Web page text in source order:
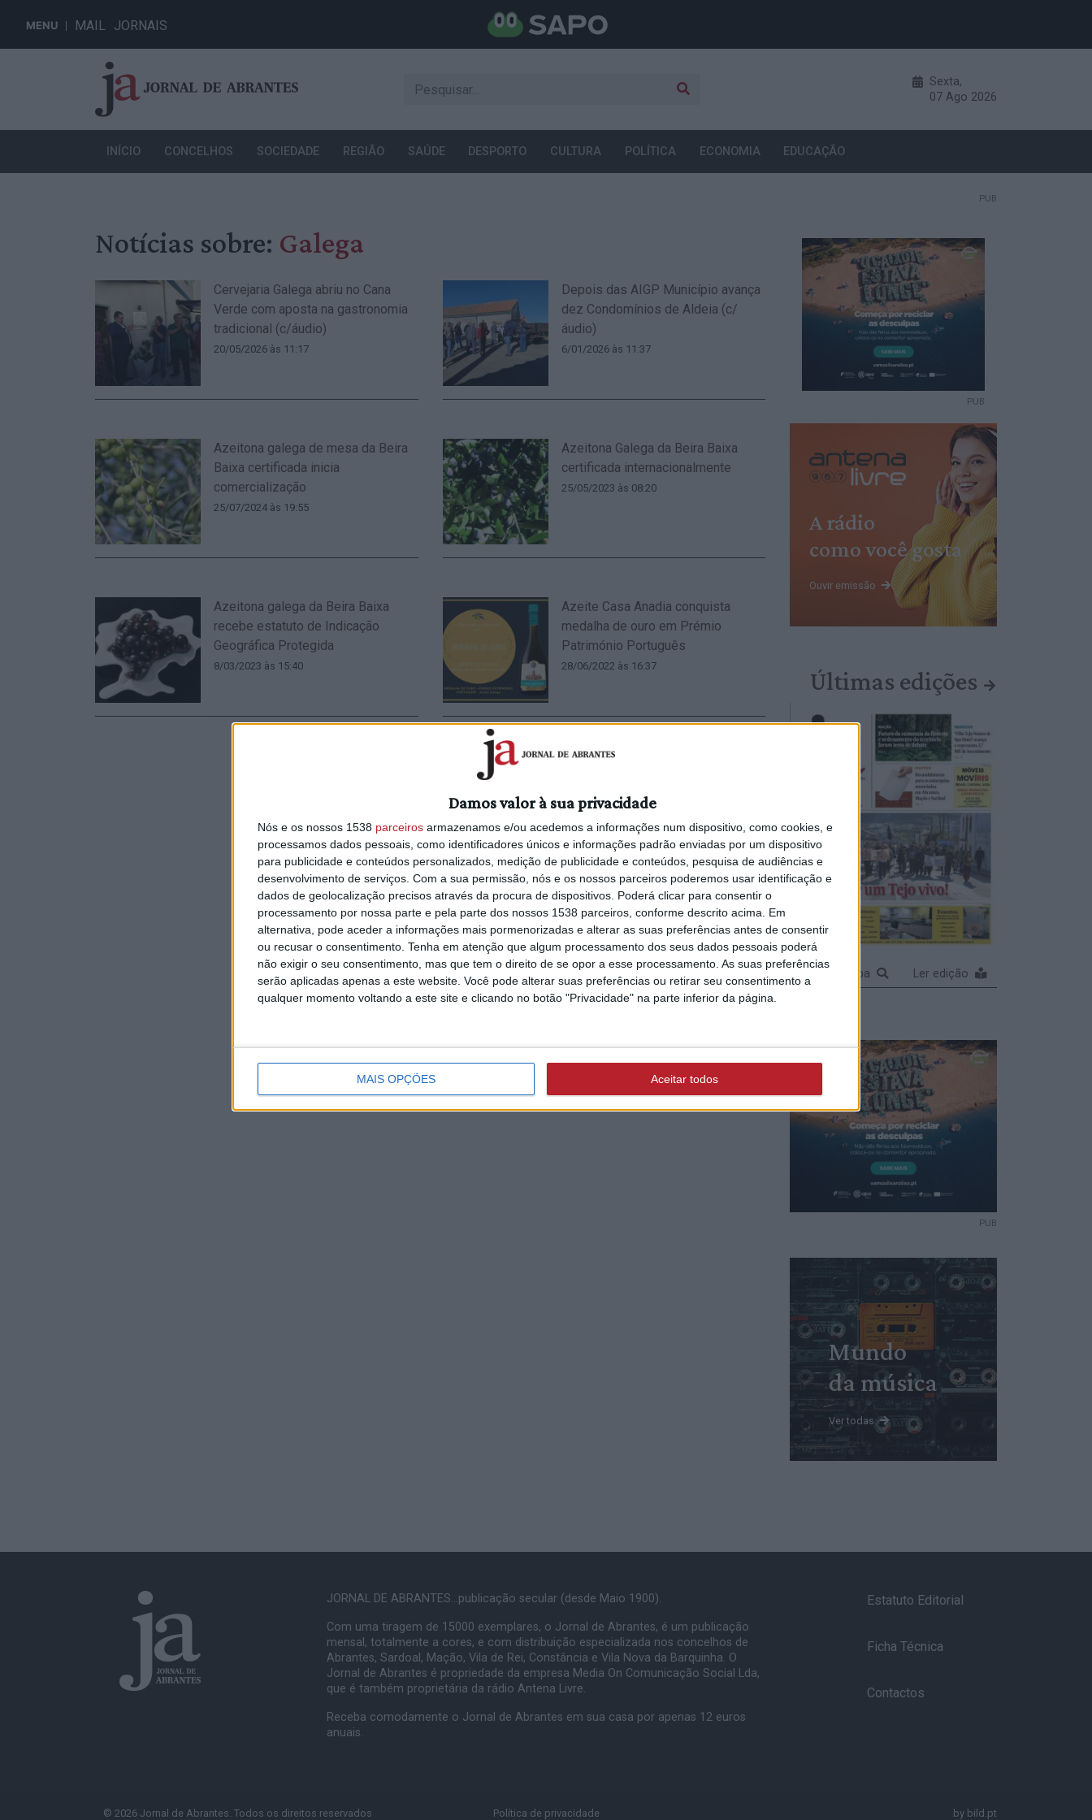
Damos valor à sua privacidade
Nós e os nossos 1538 parceiros armazenamos e/ou acedemos a informações num dispositivo, como cookies, e
processamos dados pessoais, como identificadores únicos e informações padrão enviadas por um dispositivo
para publicidade e conteúdos personalizados, medição de publicidade e conteúdos, pesquisa de audiências e
desenvolvimento de serviços. Com a sua permissão, nós e os nossos parceiros poderemos usar identificação e
dados de geolocalização precisos através da procura de dispositivos. Poderá clicar para consentir o
processamento por nossa parte e pela parte dos nossos 1538 parceiros, conforme descrito acima. Em
alternativa, pode aceder a informações mais pormenorizadas e alterar as suas preferências antes de consentir
ou recusar o consentimento. Tenha em atenção que algum processamento dos seus dados pessoais poderá
não exigir o seu consentimento, mas que tem o direito de se opor a esse processamento. As suas preferências
serão aplicadas apenas a este website. Você pode alterar suas preferências ou retirar seu consentimento a
qualquer momento voltando a este site e clicando no botão "Privacidade" na parte inferior da página.
MAIS OPÇÕES Aceitar todos
MENU MAIL JORNAIS
Sexta,
07 Ago 2026
INÍCIO CONCELHOS SOCIEDADE REGIÃO SAÚDE DESPORTO CULTURA POLÍTICA ECONOMIA EDUCAÇÃO
PUB
Notícias sobre: Galega
Cervejaria Galega abriu no Cana
Verde com aposta na gastronomia
tradicional (c/áudio)
20/05/2026 às 11:17
Depois das AIGP Município avança
dez Condomínios de Aldeia (c/
áudio)
6/01/2026 às 11:37
Azeitona galega de mesa da Beira
Baixa certificada inicia
comercialização
25/07/2024 às 19:55
Azeitona Galega da Beira Baixa
certificada internacionalmente
25/05/2023 às 08:20
Azeitona galega da Beira Baixa
recebe estatuto de Indicação
Geográfica Protegida
8/03/2023 às 15:40
Azeite Casa Anadia conquista
medalha de ouro em Prémio
Património Português
28/06/2022 às 16:37
PUB
A rádio
como você gosta
Ouvir emissão
Últimas edições
Ampliar capa Ler edição
PUB
Mundo
da música
Ver todas
JORNAL DE ABRANTES...publicação secular (desde Maio 1900).
Com uma tiragem de 15000 exemplares, o Jornal de Abrantes, é um publicação
mensal, totalmente a cores, e com distribuição especializada nos concelhos de
Abrantes, Sardoal, Mação, Vila de Rei, Constância e Vila Nova da Barquinha. O
Jornal de Abrantes é propriedade da empresa Media On Comunicação Social Lda,
que é também proprietária da rádio Antena Livre.
Receba comodamente o Jornal de Abrantes em sua casa por apenas 12 euros
anuais.
Estatuto Editorial
Ficha Técnica
Contactos
© 2026 Jornal de Abrantes. Todos os direitos reservados Política de privacidade by bild.pt